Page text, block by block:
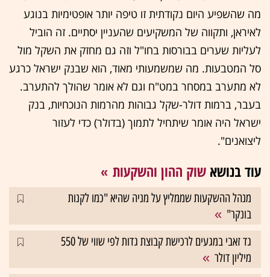
מה שהשפיע היום נקודתית זו טיפה יותר אופטימיות בנוגע
לאיראן, ותקווה של המשקיעים שהעניין יסתיים. זה הוביל
לעליות שערים בבורסות בחו"ל וזה גם מחזק את השקל מול
סל המטבעות. מה שמשמעותי מאוד, הוא שבנק ישראל כרגע
לא מתערב במסחר במט"ח וגם לא אומר שהולך להתערב.
בעבר, ברמות דולר-שקל גבוהות מהרמות הנוכחיות, בנק
ישראל היה אומר שיתחיל לתמוך (בדולר) כדי לעזור
ליצואנים".
עוד בנושא שוק ההון והשקעות
מנהל ההשקעות שממליץ על מניה שהיא "כמו לקנות
בונקר"
גד זאבי במגעים לרכישת קבוצת גדות לפי שווי של 550
מיליון דולר